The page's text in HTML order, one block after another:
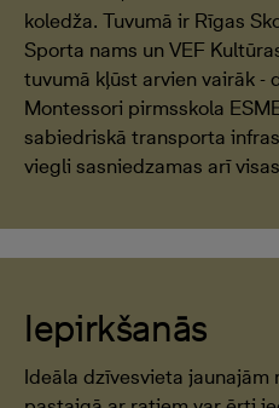
koledža. Tuvumā ir Rīgas
Sporta nams un VEF
tuvumā kļūst arvien vairāk -
Montessori pirmsskola
sabiedriskā transporta
viegli sasniedzamas arī
Iepirkšanās
Ideāla dzīvesvieta jaunajām